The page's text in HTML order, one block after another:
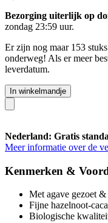
Bezorging uiterlijk op
zondag 23:59 uur.
Er zijn nog maar 153
onderweg! Als er meer
leverdatum.
In winkelmandje
Nederland: Gratis
Meer informatie over de
Kenmerken &
Met agave gezoet
Fijne hazelnoot-
Biologische